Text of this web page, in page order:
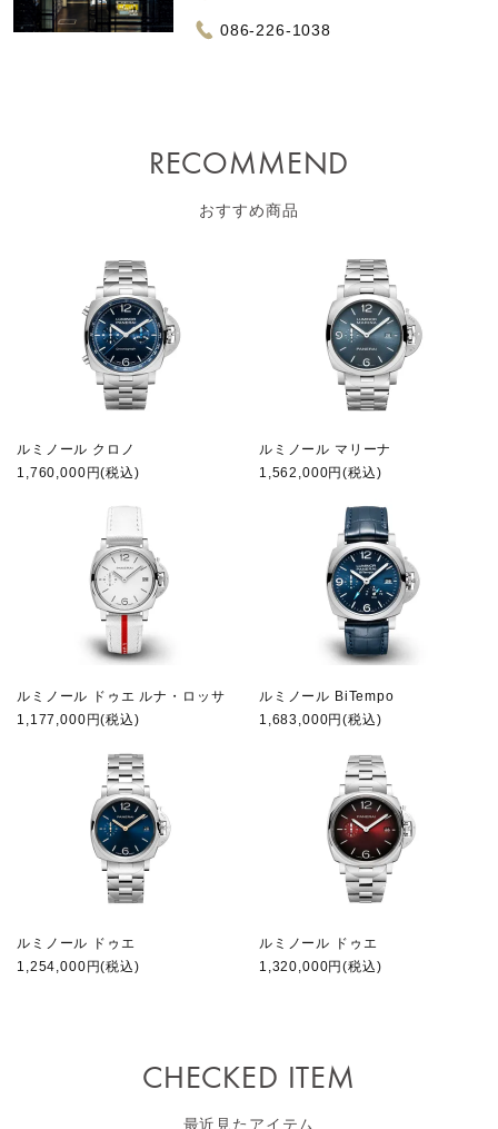
086-226-1038
RECOMMEND
おすすめ商品
ルミノール クロノ
1,760,000円(税込)
ルミノール マリーナ
1,562,000円(税込)
ルミノール ドゥエ ルナ・ロッサ
1,177,000円(税込)
ルミノール BiTempo
1,683,000円(税込)
ルミノール ドゥエ
1,254,000円(税込)
ルミノール ドゥエ
1,320,000円(税込)
CHECKED ITEM
最近見たアイテム